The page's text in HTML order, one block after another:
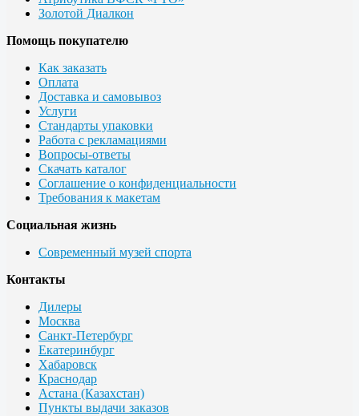
Золотой Диалкон
Помощь покупателю
Как заказать
Оплата
Доставка и самовывоз
Услуги
Стандарты упаковки
Работа с рекламациями
Вопросы-ответы
Скачать каталог
Соглашение о конфиденциальности
Требования к макетам
Социальная жизнь
Современный музей спорта
Контакты
Дилеры
Москва
Санкт-Петербург
Екатеринбург
Хабаровск
Краснодар
Астана (Казахстан)
Пункты выдачи заказов